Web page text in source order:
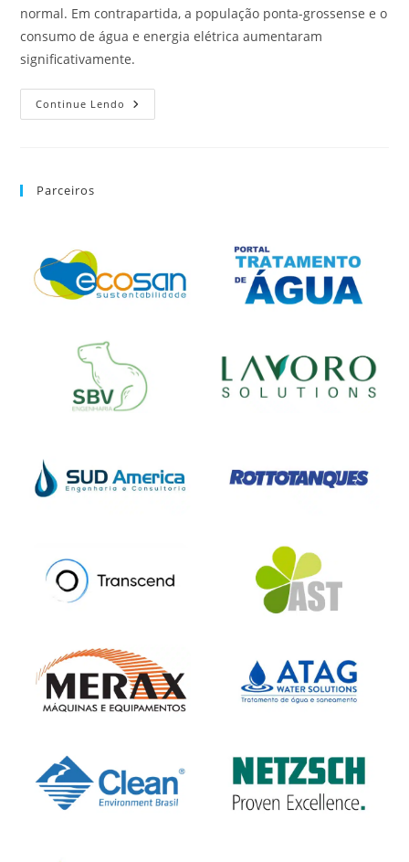
normal. Em contrapartida, a população ponta-grossense e o
consumo de água e energia elétrica aumentaram
significativamente.
Continue Lendo
Parceiros